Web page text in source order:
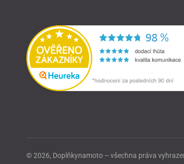
© 2026, Doplňkynamoto – všechna práva